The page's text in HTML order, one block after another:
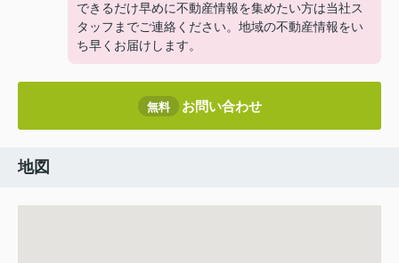
できるだけ早めに不動産情報を集めたい方は当社ス
タッフまでご連絡ください。地域の不動産情報をい
ち早くお届けします。
無料 お問い合わせ
地図